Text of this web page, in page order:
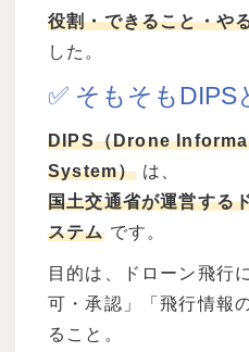
役割・できること・や
した。
✅ そもそもDIPS
DIPS（Drone
System） は、
国土交通省が運営する
ステムです。
目的は、ドローン飛行
可・承認」「飛行情報
ること。